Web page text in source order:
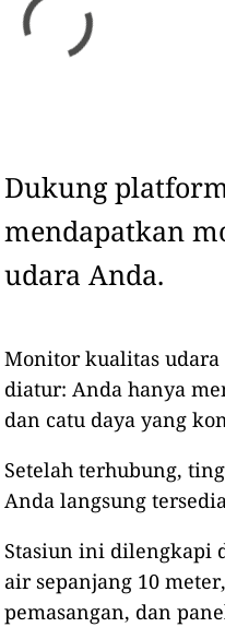
Dukung
mendapatkan
udara Anda.
Monitor kualitas
diatur: Anda hanya
dan catu daya yang
Setelah terhubung,
Anda langsung
Stasiun ini dilengkapi
air sepanjang 10
pemasangan, dan